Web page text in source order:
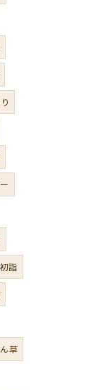
初詣
草